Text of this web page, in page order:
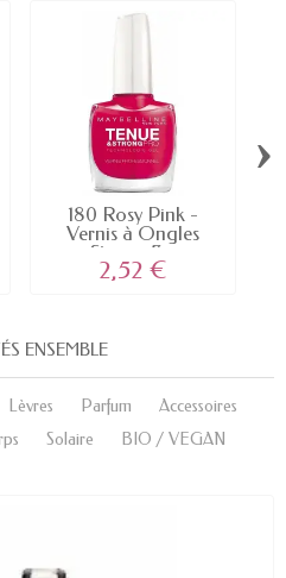
180 Rosy Pink -
Vernis à Ongles
Strong &...
2,52 €
›
ENSEMBLE
Lèvres Parfum
Accessoires
Solaire BIO / VEGAN